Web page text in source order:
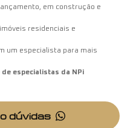
em construção e
residenciais e
um especialista para mais
especialistas da NPi
dúvidas